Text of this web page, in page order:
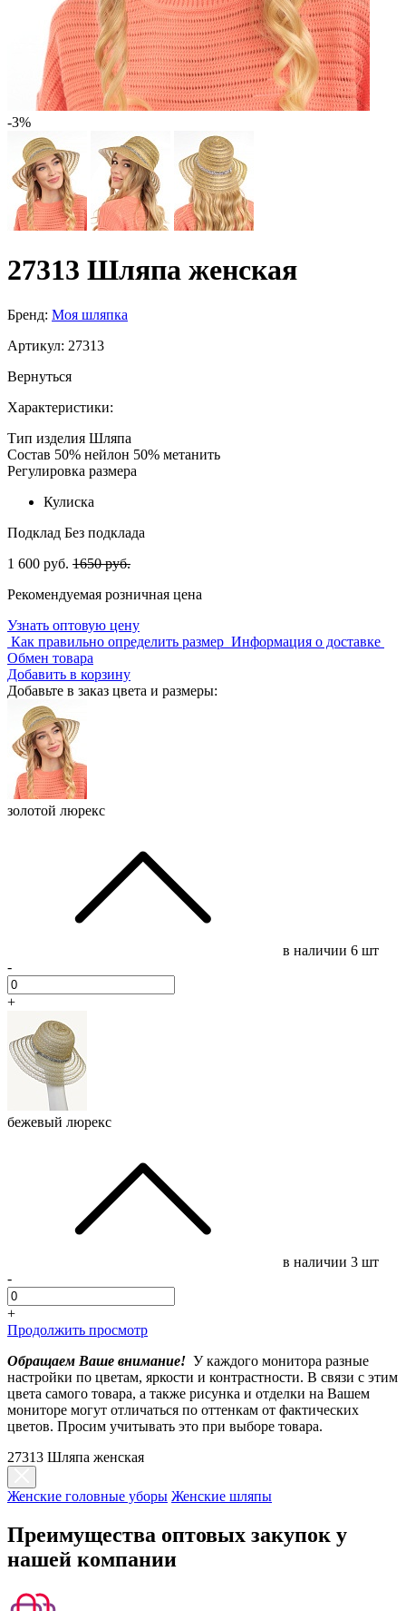
-3%
27313 Шляпа женская
Бренд: Моя шляпка
Артикул: 27313
Вернуться
Характеристики:
Тип изделия Шляпа
Состав 50% нейлон 50% метанить
Регулировка размера
Кулиска
Подклад Без подклада
1 600 руб. 1650 руб.
Рекомендуемая розничная цена
Узнать оптовую цену
Как правильно определить размер Информация о доставке
Обмен товара
Добавить в корзину
Добавьте в заказ цвета и размеры:
золотой люрекс
в наличии 6 шт
-
+
бежевый люрекс
в наличии 3 шт
-
+
Продолжить просмотр
Обращаем Ваше внимание! У каждого монитора разные
настройки по цветам, яркости и контрастности. В связи с этим
цвета самого товара, а также рисунка и отделки на Вашем
мониторе могут отличаться по оттенкам от фактических
цветов. Просим учитывать это при выборе товара.
27313 Шляпа женская
Женские головные уборы Женские шляпы
Преимущества оптовых закупок у
нашей компании